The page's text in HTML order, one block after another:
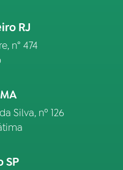
RJ
n° 474
Silva, nº 126
SP